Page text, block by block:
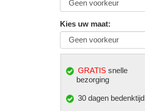
Kies uw maat:
GRATIS snelle
bezorging
30 dagen bedenktijd